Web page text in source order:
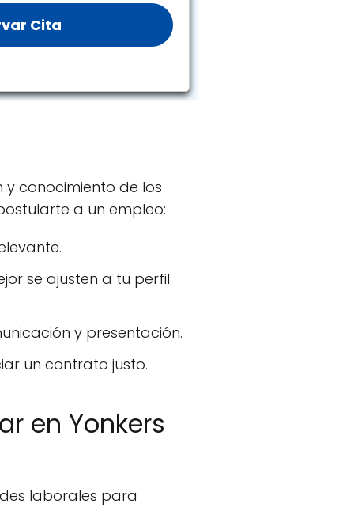
Cita
y conocimiento de los
a un empleo:
se ajusten a tu perfil
y presentación.
un contrato justo.
en Yonkers
laborales para